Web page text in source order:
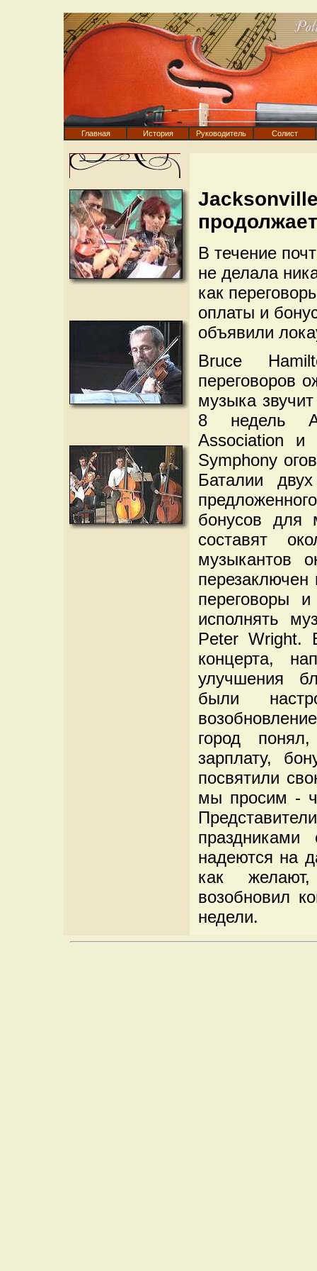
Главная История Руководитель Солист
В течение
не делала
как
оплаты и
объявили
Bruce
переговоров
музыка
8 недель
Association и
Symphony
Баталии
бонусов для
составят
музыкантов
переговоры
исполнять
Peter Wright.
концерта,
улучшения
были
город
зарплату,
посвятили
мы просим -
надеются на
как
возобновил
недели.